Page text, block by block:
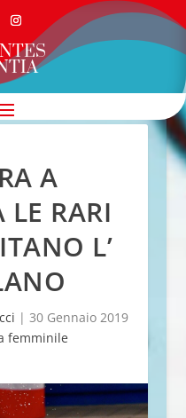
A
LE RARI
L’
| 30 Gennaio 2019
femminile